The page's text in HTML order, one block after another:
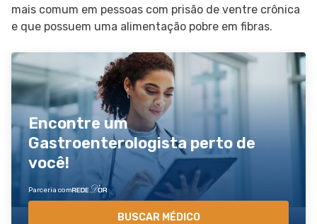
mais comum em pessoas com prisão de ventre crônica
e que possuem uma alimentação pobre em fibras.
Encontre um
Gastroenterologista perto de
você!
Parceria com
BUSCAR MÉDICO